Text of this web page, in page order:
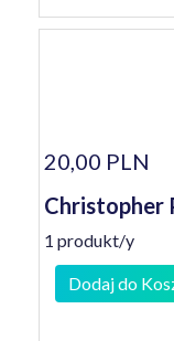
20,00 PLN
Christopher
1 produkt/y
Dodaj do